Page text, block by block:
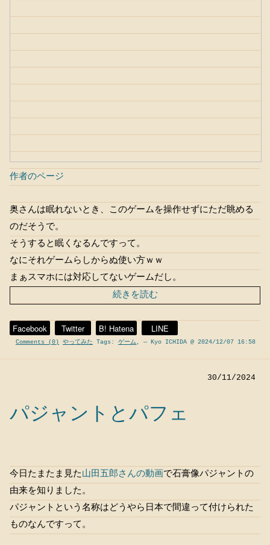
作者のページ
奥さんは眠れないとき、このゲームを操作せずにただ眺める
のだそうで。
そうすると眠くなるんですって。
なにそれゲームらしからぬ使い方ｗｗ
まぁスマホには対応してないゲームだし。
続きを読む
Facebook Twitter B! Hatena LINE
Comments (0) やってみた Tags: ゲーム , — Kyo ICHIDA @ 2024/12/07 16:58
30/11/2024
パジャントとパフェ
今日たまたま見た山田五郎さんの動画で石膏像パジャントの
由来を知りました。
パジャントという名称はどうやら日本で間違って付けられた
ものなんですって。